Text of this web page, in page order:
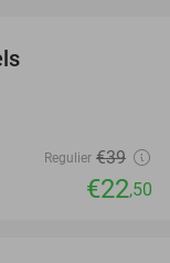
Regulier €39
€22,50